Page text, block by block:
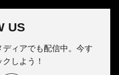
US
ィアでも配信中。今す
しよう！